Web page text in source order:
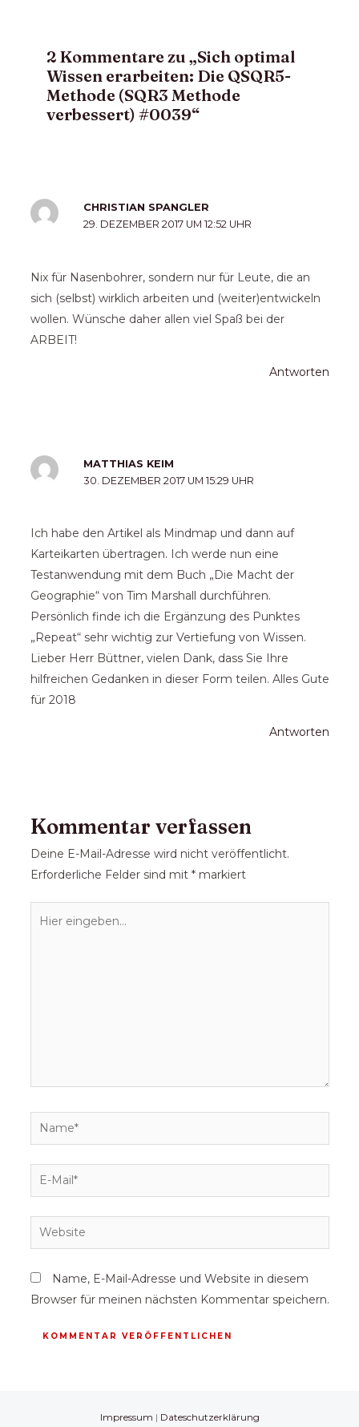
2 Kommentare zu „Sich optimal
Wissen erarbeiten: Die QSQR5-
Methode (SQR3 Methode
verbessert) #0039“
CHRISTIAN SPANGLER
29. DEZEMBER 2017 UM 12:52 UHR
Nix für Nasenbohrer, sondern nur für Leute, die an
sich (selbst) wirklich arbeiten und (weiter)entwickeln
wollen. Wünsche daher allen viel Spaß bei der
ARBEIT!
Antworten
MATTHIAS KEIM
30. DEZEMBER 2017 UM 15:29 UHR
Ich habe den Artikel als Mindmap und dann auf
Karteikarten übertragen. Ich werde nun eine
Testanwendung mit dem Buch „Die Macht der
Geographie“ von Tim Marshall durchführen.
Persönlich finde ich die Ergänzung des Punktes
„Repeat“ sehr wichtig zur Vertiefung von Wissen.
Lieber Herr Büttner, vielen Dank, dass Sie Ihre
hilfreichen Gedanken in dieser Form teilen. Alles Gute
für 2018
Antworten
Kommentar verfassen
Deine E-Mail-Adresse wird nicht veröffentlicht.
Erforderliche Felder sind mit *markiert
Name, E-Mail-Adresse und Website in diesem
Browser für meinen nächsten Kommentar speichern.
Impressum | Dateschutzerklärung